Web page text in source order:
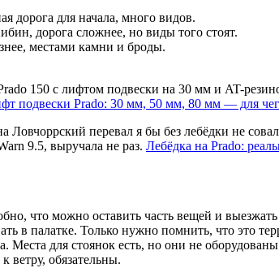
дорога для начала, много видов.
дорога сложнее, но виды того стоят.
местами камни и броды.
150 с лифтом подвески на 30 мм и AT-
подвески Prado: 30 мм, 50 мм, 80 мм — для
перевал я бы без лебёдки не
9.5, выручала не раз. Лебёдка на Prado:
что можно оставить часть вещей и выезжать
в палатке. Только нужно помнить, что это
Места для стоянок есть, но они не
ветру, обязательны.